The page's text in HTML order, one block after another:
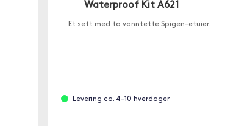
Waterproof Kit A621
Et sett med to vanntette Spigen-etuier.
Levering ca. 4-10 hverdager